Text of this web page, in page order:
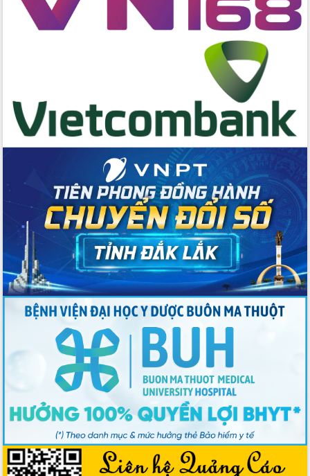
Huy giữ chức Bí thư Đảng ủy Ủy Ban
Nhân dân tỉnh
Đánh giá, rút kinh nghiệm công tác tổ
chức diễn tập trước ngày bầu cử
Chương trình “Gặp gỡ hữu nghị –
Friendship Meeting New Year 2026”
Bầu cử Quốc hội và HĐND: Cử tri Đắk
Lắk gửi gắm niềm tin, kỳ vọng vào lá
Đắk Lắk sẵn sàng các điều kiện cho
Ngày hội bầu cử đại biểu Quốc hội
khóa XVI và HĐND các cấp nhiệm kỳ
2026-2031
Đảm bảo cuộc bầu cử đại biểu Quốc
hội và đại biểu HĐND các cấp diễn ra
an toàn, hiệu quả, đúng quy định
Thủ tướng Chính phủ Phạm Minh Chính
kiểm tra, chỉ đạo hoàn thành các dự
án cao tốc và thăm khu tái định cư tại
Sôi nổi Hội đua ngựa truyền thống Gò
Thì Thùng mừng Xuân Bính Ngọ 2026
Lãnh đạo tỉnh dâng hương tưởng niệm
tại Đập Đồng Cam đầu Xuân Bính Ngọ
Ngành nông nghiệp phấn đấu tăng
trưởng đạt 5,86% trong năm 2026
UBND tỉnh Đắk Lắk triển khai công tác